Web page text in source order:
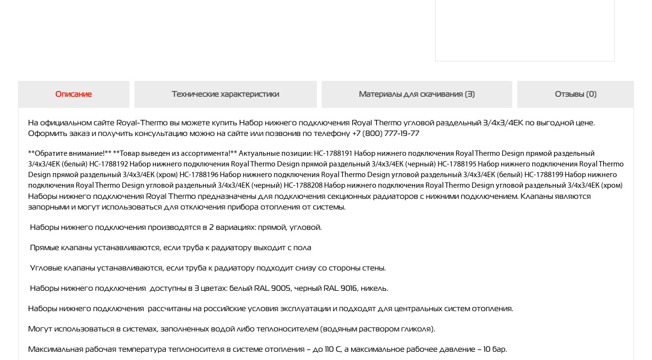
Описание Технические характеристики Материалы для скачивания (3) Отзывы (0)
На официальном сайте Royal-Thermo вы можете купить Набор нижнего подключения Royal Thermo угловой раздельный 3/4х3/4ЕК по выгодной цене.
Оформить заказ и получить консультацию можно на сайте или позвонив по телефону +7 (800) 777-19-77
**Обратите внимание!** **Товар выведен из ассортимента!** Актуальные позиции: НС-1788191 Набор нижнего подключения Royal Thermo Design прямой раздельный
3/4х3/4ЕК (белый) НС-1788192 Набор нижнего подключения Royal Thermo Design прямой раздельный 3/4х3/4ЕК (черный) НС-1788195 Набор нижнего подключения Royal Thermo
Design прямой раздельный 3/4х3/4ЕК (хром) НС-1788196 Набор нижнего подключения Royal Thermo Design угловой раздельный 3/4х3/4ЕК (белый) НС-1788199 Набор нижнего
подключения Royal Thermo Design угловой раздельный 3/4х3/4ЕК (черный) НС-1788208 Набор нижнего подключения Royal Thermo Design угловой раздельный 3/4х3/4ЕК (хром)
Наборы нижнего подключения Royal Thermo предназначены для подключения секционных радиаторов с нижними подключением. Клапаны являются
запорными и могут использоваться для отключения прибора отопления от системы.
Наборы нижнего подключения производятся в 2 вариациях: прямой, угловой.
Прямые клапаны устанавливаются, если труба к радиатору выходит с пола
Угловые клапаны устанавливаются, если труба к радиатору подходит снизу со стороны стены.
Наборы нижнего подключения доступны в 3 цветах: белый RAL 9005, черный RAL 9016, никель.
Наборы нижнего подключения рассчитаны на российские условия эксплуатации и подходят для центральных систем отопления.
Могут использоваться в системах, заполненных водой либо теплоносителем (водяным раствором гликоля).
Максимальная рабочая температура теплоносителя в системе отопления – до 110 С, а максимальное рабочее давление – 10 бар.